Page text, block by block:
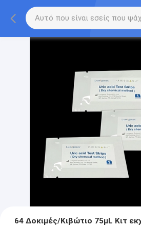
64 Δοκιμές/Κιβώτιο 75μL Κιτ